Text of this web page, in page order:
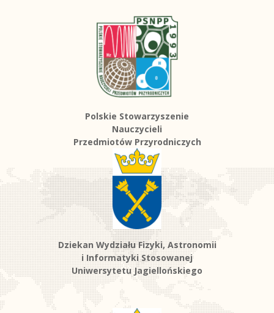
Polskie Stowarzyszenie
Nauczycieli
Przedmiotów Przyrodniczych
Dziekan Wydziału Fizyki, Astronomii
i Informatyki Stosowanej
Uniwersytetu Jagiellońskiego